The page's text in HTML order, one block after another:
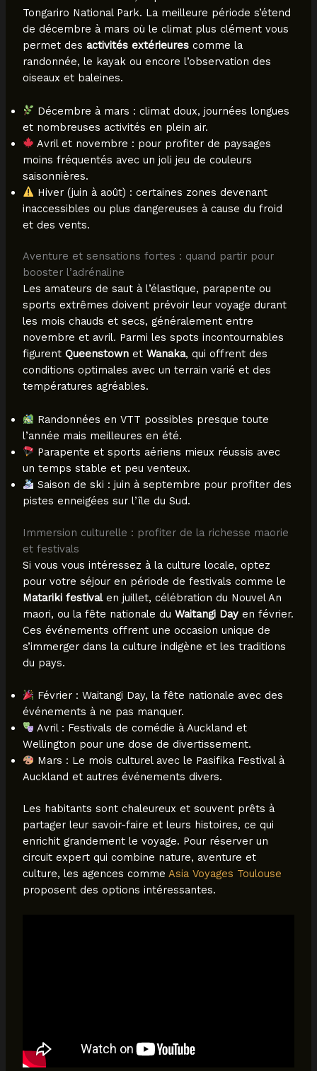
Tongariro National Park. La meilleure période s’étend
de décembre à mars où le climat plus clément vous
permet des activités extérieurescomme la
randonnée, le kayak ou encore l’observation des
oiseaux et baleines.
Décembre à mars : climat doux, journées longues
et nombreuses activités en plein air.
Avril et novembre : pour profiter de paysages
moins fréquentés avec un joli jeu de couleurs
saisonnières.
Hiver (juin à août) : certaines zones devenant
inaccessibles ou plus dangereuses à cause du froid
et des vents.
Aventure et sensations fortes : quand partir pour
booster l’adrénaline
Les amateurs de saut à l’élastique, parapente ou
sports extrêmes doivent prévoir leur voyage durant
les mois chauds et secs, généralement entre
novembre et avril. Parmi les spots incontournables
figurent Queenstownet Wanaka, qui offrent des
conditions optimales avec un terrain varié et des
températures agréables.
Randonnées en VTT possibles presque toute
l’année mais meilleures en été.
Parapente et sports aériens mieux réussis avec
un temps stable et peu venteux.
Saison de ski : juin à septembre pour profiter des
pistes enneigées sur l’île du Sud.
Immersion culturelle : profiter de la richesse maorie
et festivals
Si vous vous intéressez à la culture locale, optez
pour votre séjour en période de festivals comme le
Matariki festivalen juillet, célébration du Nouvel An
maori, ou la fête nationale du Waitangi Dayen février.
Ces événements offrent une occasion unique de
s’immerger dans la culture indigène et les traditions
du pays.
Février : Waitangi Day, la fête nationale avec des
événements à ne pas manquer.
Avril : Festivals de comédie à Auckland et
Wellington pour une dose de divertissement.
Mars : Le mois culturel avec le Pasifika Festival à
Auckland et autres événements divers.
Les habitants sont chaleureux et souvent prêts à
partager leur savoir-faire et leurs histoires, ce qui
enrichit grandement le voyage. Pour réserver un
circuit expert qui combine nature, aventure et
culture, les agences comme Asia Voyages Toulouse
proposent des options intéressantes.